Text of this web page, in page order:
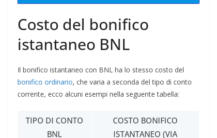
Costo del bonifico
istantaneo BNL
Il bonifico istantaneo con BNL ha lo stesso costo del
bonifico ordinario, che varia a seconda del tipo di conto
corrente, ecco alcuni esempi nella seguente tabella:
TIPO DI CONTO
BNL
COSTO BONIFICO
ISTANTANEO (VIA